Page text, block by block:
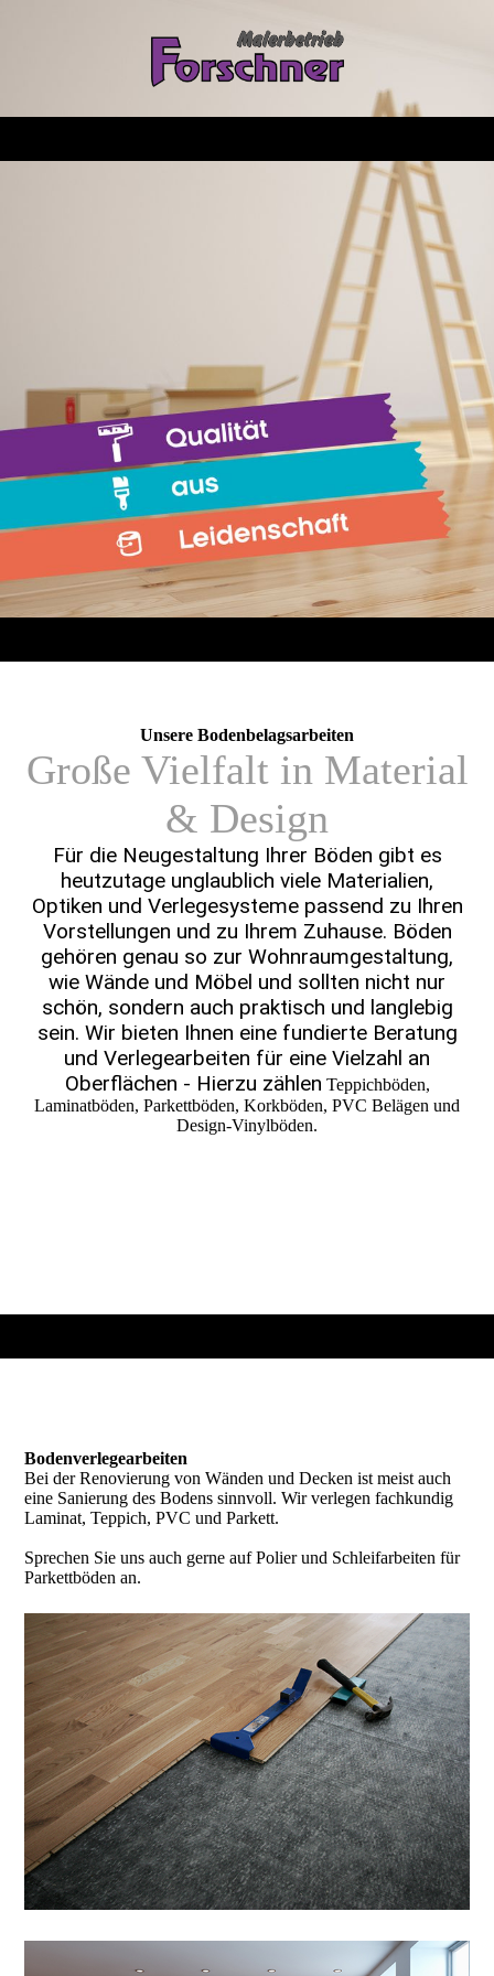
Unsere Bodenbelags­arbeiten
Große Vielfalt in Material
& Design
Für die Neugestal­tung Ihrer Böden gibt es
heutzu­tage unglaub­lich viele Materia­lien,
Optiken und Verlege­systeme passend zu Ihren
Vorstellungen und zu Ihrem Zuhause. Böden
gehören genau so zur Wohn­raum­gestaltung,
wie Wände und Möbel und sollten nicht nur
schön, sondern auch praktisch und lang­lebig
sein. Wir bieten Ihnen eine fundierte Bera­tung
und Verlege­arbeiten für eine Vielzahl an
Oberflächen - Hierzu zählen Teppichböden,
Laminatböden, Parkettböden, Korkböden, PVC Belägen und
Design-Vinylböden.
Bodenverlegearbeiten
Bei der Renovierung von Wänden und Decken ist meist auch
eine Sanierung des Bodens sinnvoll. Wir verlegen fachkundig
Laminat, Teppich, PVC und Parkett.
Sprechen Sie uns auch gerne auf Polier und Schleifarbeiten für
Parkettböden an.